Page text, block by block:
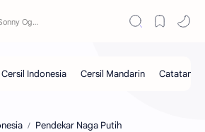
Pendekar Naga Putih